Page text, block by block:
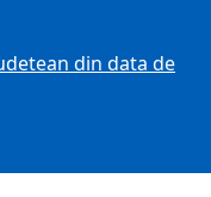
din data de